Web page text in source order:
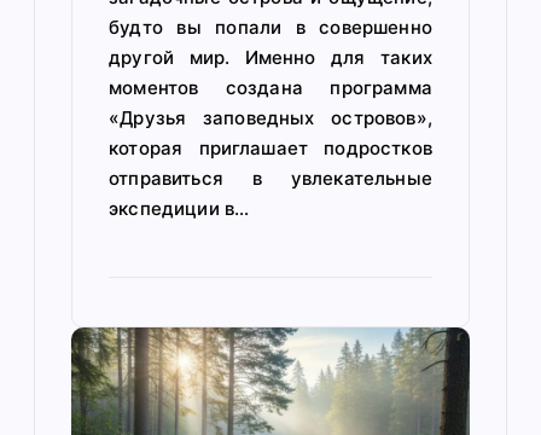
будто вы попали в совершенно
другой мир. Именно для таких
моментов создана программа
«Друзья заповедных островов»,
которая приглашает подростков
отправиться в увлекательные
экспедиции в…